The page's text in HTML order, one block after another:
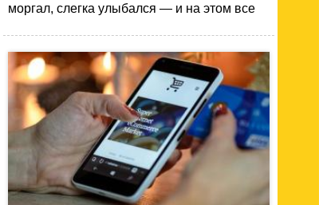
моргал, слегка улыбался — и на этом все